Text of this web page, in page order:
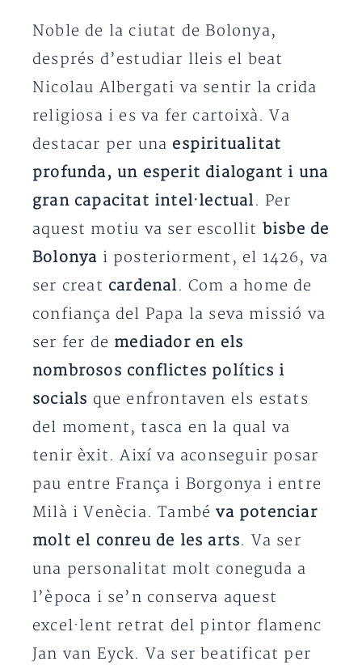
Noble de la ciutat de Bolonya,
després d’estudiar lleis el beat
Nicolau Albergati va sentir la crida
religiosa i es va fer cartoixà. Va
destacar per una espiritualitat
profunda, un esperit dialogant i una
gran capacitat intel·lectual. Per
aquest motiu va ser escollit bisbe de
Bolonya i posteriorment, el 1426, va
ser creat cardenal. Com a home de
confiança del Papa la seva missió va
ser fer de mediador en els
nombrosos conflictes polítics i
socials que enfrontaven els estats
del moment, tasca en la qual va
tenir èxit. Així va aconseguir posar
pau entre França i Borgonya i entre
Milà i Venècia. Tambéva potenciar
molt el conreu de les arts. Va ser
una personalitat molt coneguda a
l’època i se’n conserva aquest
excel·lent retrat del pintor flamenc
Jan van Eyck. Va ser beatificat per